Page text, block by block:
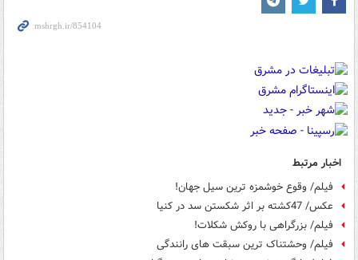
اخبار مرتبط
فیلم/ وقوع خوشمزه ترین سیل جهان!
عکس/ 47کشته بر اثر شکستن سد در کنیا
فیلم/ بزرگراهی با روکش شکلات!
فیلم/ وحشتناک ترین سبقت های رانندگی